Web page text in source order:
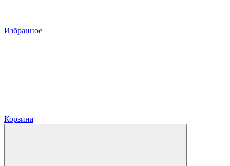
Избранное
Корзина